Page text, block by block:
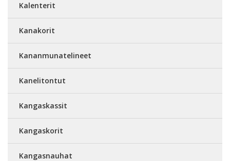
Kalenterit
Kanakorit
Kananmunatelineet
Kanelitontut
Kangaskassit
Kangaskorit
Kangasnauhat